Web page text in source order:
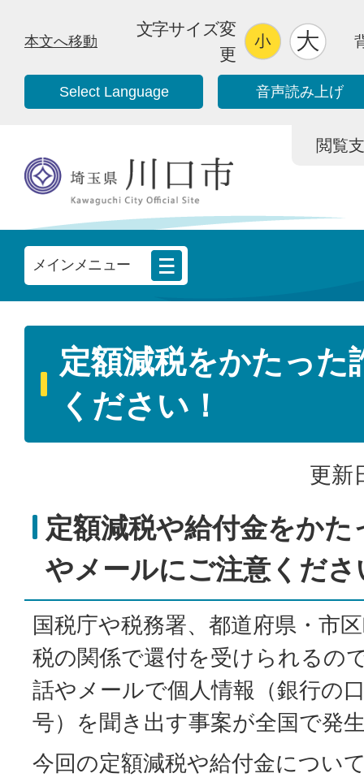
本文へ移動
文字サイズ変
更
Select Language 音声読み上げ
閲覧
メインメニュー
定額減税をかたった
ください！
更新
定額減税や給付金をかた
やメールにご注意くださ
国税庁や税務署、都道府県・市
税の関係で還付を受けられるの
話やメールで個人情報（銀行の
号）を聞き出す事案が全国で発
今回の定額減税や給付金につい